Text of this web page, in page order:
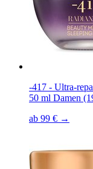
-417 - Ultra-
50 ml Damen
ab 99 € →